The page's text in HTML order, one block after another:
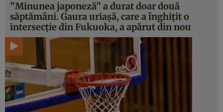
”Minunea japoneză” a durat doar două
săptămâni. Gaura uriaşă, care a înghiţit o
intersecţie din Fukuoka, a apărut din nou